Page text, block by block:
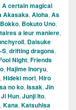
A certain magical
Akasaka, Aloha, As
Bokko, Bokuto Uno,
a leur maniere,
, Daisuke
S, drifting dragons,
Night, Friends
, Hajime Inoryu,
, Hideki mori, Hiro
no ko, Issak, Jin
Hun, Junji Ito,
, Kana, Katsuhisa